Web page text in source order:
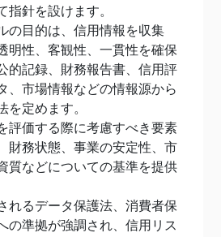
指針を設けます。
の目的は、信用情報を収集
明性、客観性、一貫性を確保
的記録、財務報告書、信用評
、市場情報などの情報源から
を定めます。
評価する際に考慮すべき要素
財務状態、事業の安定性、市
質などについての基準を提供
れるデータ保護法、消費者保
の準拠が強調され、信用リス